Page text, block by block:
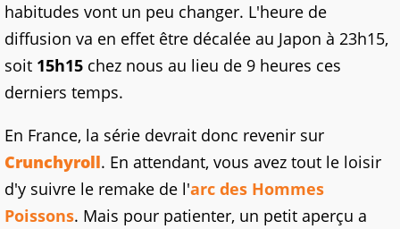
habitudes vont un peu changer. L'heure de
diffusion va en effet être décalée au Japon à 23h15,
soit 15h15 chez nous au lieu de 9 heures ces
derniers temps.
En France, la série devrait donc revenir sur
Crunchyroll. En attendant, vous avez tout le loisir
d'y suivre le remake de l'arc des Hommes
Poissons. Mais pour patienter, un petit aperçu a